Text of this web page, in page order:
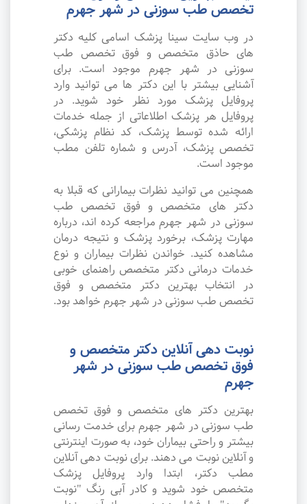
تخصص طب سوزنی در شهر جهرم
در وب سایت سینا پزشک اسامی کلیه دکتر
های حاذق متخصص و فوق تخصص طب
سوزنی در شهر جهرم موجود است. برای
آشنایی بیشتر با این دکتر ها می توانید وارد
پروفایل پزشک مورد نظر خود شوید. در
پروفایل هر پزشک اطلاعاتی از جمله خدمات
ارائه شده توسط پزشک، کد نظام پزشکی،
تخصص پزشک، آدرس و شماره تلفن مطب
موجود است.
همچنین می توانید نظرات بیمارانی که قبلا به
دکتر های متخصص و فوق تخصص طب
سوزنی در شهر جهرم مراجعه کرده اند، درباره
مهارت پزشک، برخورد پزشک و نتیجه درمان
مشاهده کنید. خواندن نظرات بیماران و نوع
خدمات درمانی دکتر متخصص راهنمای خوبی
در انتخاب بهترین دکتر متخصص و فوق
تخصص طب سوزنی در شهر جهرم خواهد بود.
نوبت دهی آنلاین دکتر متخصص و
فوق تخصص طب سوزنی در شهر
جهرم
بهترین دکتر های متخصص و فوق تخصص
طب سوزنی در شهر جهرم برای خدمت رسانی
بیشتر و راحتی بیماران خود، به صورت اینترنتی
و آنلاین نوبت می دهند. برای نوبت دهی آنلاین
مطب دکتر، ابتدا وارد پروفایل پزشک
متخصص خود شوید و کادر آبی رنگ "نوبت